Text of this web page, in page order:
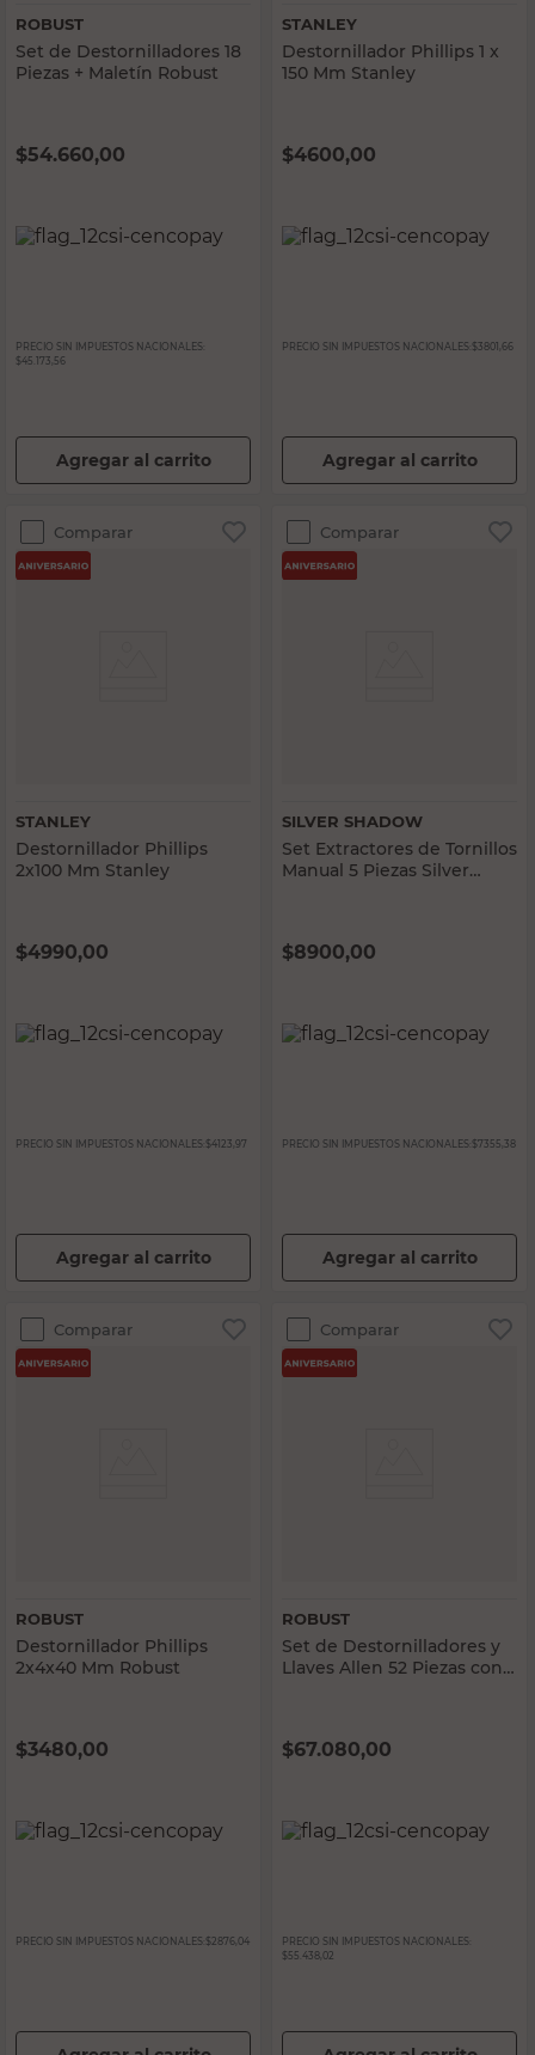
ROBUST
Set de Destornilladores 18
Piezas + Maletín Robust
$54.660,00
PRECIO SIN IMPUESTOS NACIONALES:
$45.173,56
Agregar al carrito
STANLEY
Destornillador Phillips 1 x
150 Mm Stanley
$4600,00
PRECIO SIN IMPUESTOS NACIONALES: $3801,66
Agregar al carrito
Comparar
STANLEY
Destornillador Phillips
2x100 Mm Stanley
$4990,00
PRECIO SIN IMPUESTOS NACIONALES: $4123,97
Agregar al carrito
Comparar
SILVER SHADOW
Set Extractores de Tornillos
Manual 5 Piezas Silver
$8900,00
PRECIO SIN IMPUESTOS NACIONALES: $7355,38
Agregar al carrito
Comparar
ROBUST
Destornillador Phillips
2x4x40 Mm Robust
$3480,00
PRECIO SIN IMPUESTOS NACIONALES: $2876,04
Comparar
ROBUST
Set de Destornilladores y
Llaves Allen 52 Piezas con
$67.080,00
PRECIO SIN IMPUESTOS NACIONALES:
$55.438,02